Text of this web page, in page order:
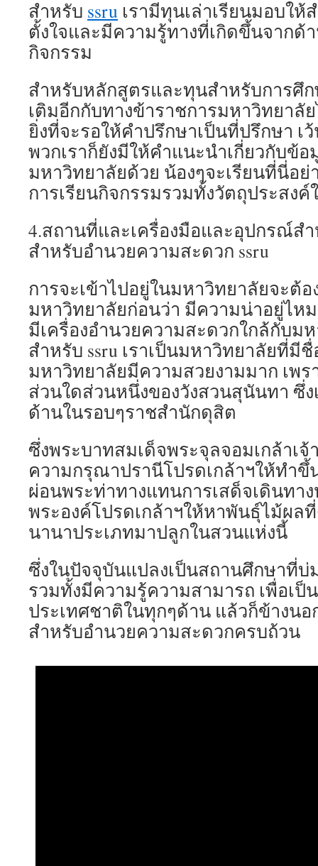
สำหรับ ssru เรามีทุนเล่าเรียนมอบใ
ตั้งใจและมีความรู้ทางที่เกิดขึ้นจากด้
กิจกรรม
สำหรับหลักสูตรและทุนสำหรับการศึ
เติมอีกกับทางข้าราชการมหาวิทยาลัย
ยิ่งที่จะรอให้คำปรึกษาเป็นที่ปรึกษา
พวกเราก็ยังมีให้คำแนะนำเกี่ยวกับข้อ
มหาวิทยาลัยด้วย น้องๆจะเรียนที่นี่อ
การเรียนกิจกรรมรวมทั้งวัตถุประสง
4.สถานที่และเครื่องมือและอุปกรณ์ส
สำหรับอำนวยความสะดวก ssru
การจะเข้าไปอยู่ในมหาวิทยาลัยจะต้อ
มหาวิทยาลัยก่อนว่า มีความน่าอยู่ไห
มีเครื่องอำนวยความสะดวกใกล้กับม
สำหรับ ssru เราเป็นมหาวิทยาลัยที่มี
มหาวิทยาลัยมีความสวยงามมาก เพ
ส่วนใดส่วนหนึ่งของวังสวนสุนันทา ซึ่
ด้านในรอบๆราชสำนักดุสิต
ซึ่งพระบาทสมเด็จพระจุลจอมเกล้าเ
ความกรุณาปรานีโปรดเกล้าฯให้ทำขึ้
ผ่อนพระท่าทางแทนการเสด็จเดินทา
พระองค์โปรดเกล้าฯให้หาพันธุ์ไม้ผล
นานาประเภทมาปลูกในสวนแห่งนี้
ซึ่งในปัจจุบันแปลงเป็นสถานศึกษาที่
รวมทั้งมีความรู้ความสามารถ เพื่อเ
ประเทศชาติในทุกๆด้าน แล้วก็ข้างน
สำหรับอำนวยความสะดวกครบถ้วน